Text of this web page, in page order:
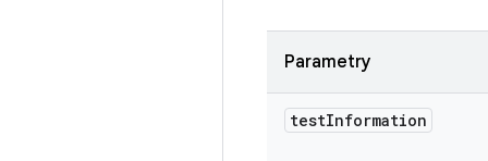
Parametry
testInformation